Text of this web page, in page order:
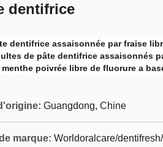
dentifrice
dentifrice assaisonnée par fraise
de pâte dentifrice assaisonnés
menthe poivrée libre de fluorure a
Guangdong, Chine
marque: Worldoralcare/